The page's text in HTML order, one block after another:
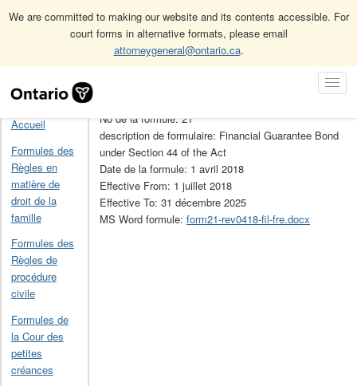
We are committed to making our website and its contents accessible. For
court forms in alternative formats, please email
attorneygeneral@ontario.ca.
Navigation
Accueil
Formules de la Loi sur la construction
Formules de la Loi sur la construction (obsolète)
Accueil
Formules des
Règles en
matière de
droit de la
famille
Formules des
Règles de
procédure
civile
Formules de
la Cour des
petites
créances
No de la formule: 21
description de formulaire: Financial Guarantee Bond
under Section 44 of the Act
Date de la formule: 1 avril 2018
Effective From: 1 juillet 2018
Effective To: 31 décembre 2025
MS Word formule: form21-rev0418-fil-fre.docx